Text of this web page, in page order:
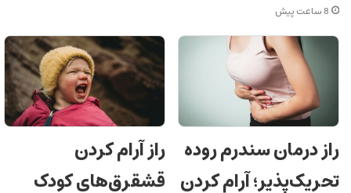
8 ساعت پیش
راز درمان سندرم روده
تحریک‌پذیر؛ آرام کردن
راز آرام کردن
قشقرق‌های کودک